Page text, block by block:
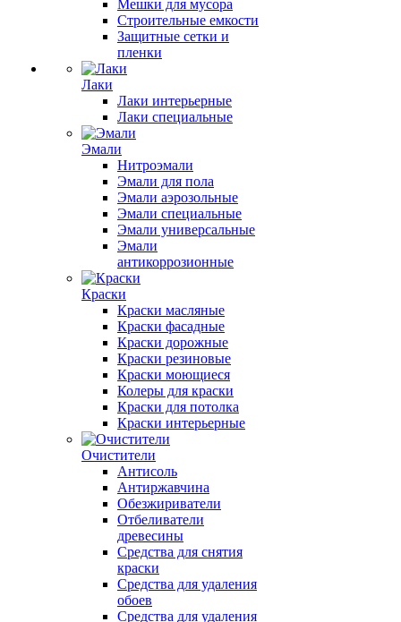
Мешки для мусора
Строительные емкости
Защитные сетки и
пленки
Лаки
Лаки интерьерные
Лаки специальные
Эмали
Нитроэмали
Эмали для пола
Эмали аэрозольные
Эмали специальные
Эмали универсальные
Эмали
антикоррозионные
Краски
Краски масляные
Краски фасадные
Краски дорожные
Краски резиновые
Краски моющиеся
Колеры для краски
Краски для потолка
Краски интерьерные
Очистители
Антисоль
Антиржавчина
Обезжириватели
Отбеливатели
древесины
Средства для снятия
краски
Средства для удаления
обоев
Средства для удаления